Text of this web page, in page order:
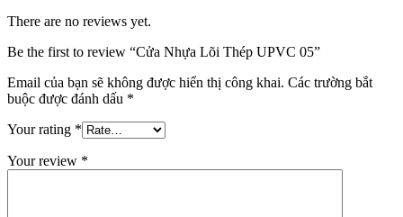
There are no reviews yet.
Be the first to review “Cửa Nhựa Lõi Thép UPVC 05”
Email của bạn sẽ không được hiển thị công khai. Các trường bắt
buộc được đánh dấu *
Your rating *
Your review *